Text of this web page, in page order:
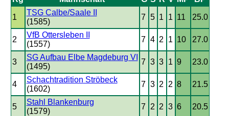
1
TSG Calbe/Saale II
(1585)
7 5 1 1 11 25.0
2
VfB Ottersleben II
(1557)
7 4 2 1 10 27.0
3
SG Aufbau Elbe Magdeburg VI
(1495)
7 3 3 1 9 23.0
4
Schachtradition Ströbeck
(1602)
7 3 2 2 8 21.5
5
Stahl Blankenburg
(1579)
7 2 2 3 6 20.5